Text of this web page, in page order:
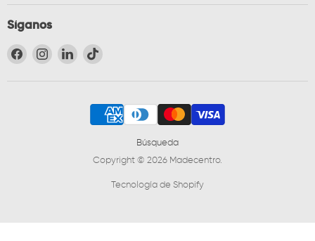
Síganos
Encuéntrenos en Facebook
Encuéntrenos en Instagram
Encuéntrenos en LinkedIn
Encuéntrenos en TikTok
Búsqueda
Copyright © 2026 Madecentro.
Tecnología de Shopify